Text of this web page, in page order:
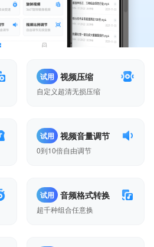
试用 视频压缩
自定义超清无损压缩
试用 视频音量调节
0到10倍自由调节
试用 音频格式转换
超千种组合任意换